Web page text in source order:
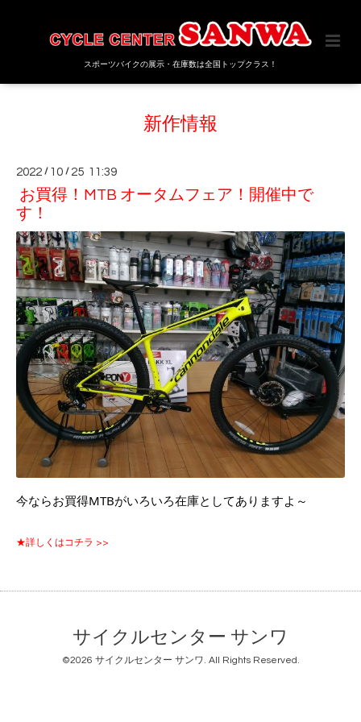
スポーツバイクの展示・在庫数は全国トップクラス！
新作情報
2022 / 10 / 25 11:39
お買得！MTB オータムフェア！開催中で
す！
今ならお買得MTBがいろいろ在庫としてありますよ～
★詳しくはコチラ >>
サイクルセンター サンワ
©2026 サイクルセンター サンワ. All Rights Reserved.